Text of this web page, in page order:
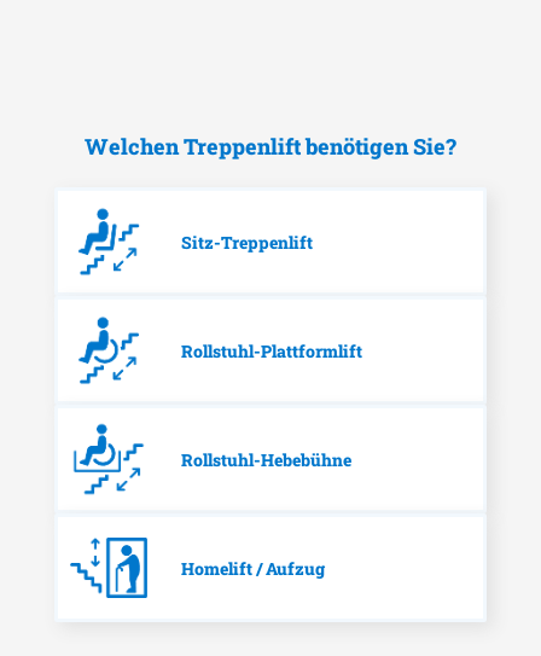
Welchen Treppenlift benötigen Sie?
Sitz-Treppenlift
Rollstuhl-Plattformlift
Rollstuhl-Hebebühne
Homelift / Aufzug